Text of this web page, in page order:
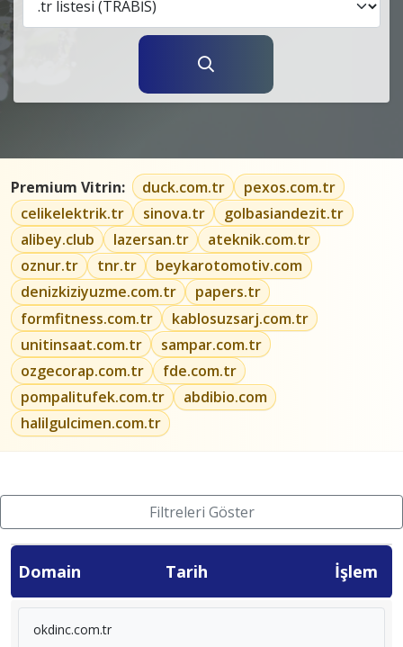
Premium Vitrin: duck.com.tr
pexos.com.tr
celikelektrik.tr
sinova.tr
golbasiandezit.tr
alibey.club
lazersan.tr
ateknik.com.tr
oznur.tr
tnr.tr
beykarotomotiv.com
denizkiziyuzme.com.tr
papers.tr
formfitness.com.tr
kablosuzsarj.com.tr
unitinsaat.com.tr
sampar.com.tr
ozgecorap.com.tr
fde.com.tr
pompalitufek.com.tr
abdibio.com
halilgulcimen.com.tr
Filtreleri Göster
Domain Tarih İşlem
okdinc.com.tr